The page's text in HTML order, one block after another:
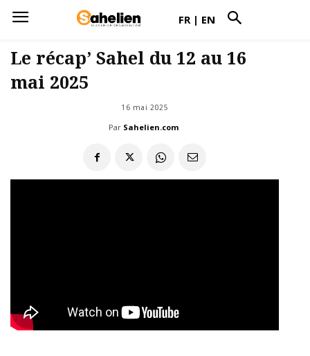
FR | EN
Le récap’ Sahel du 12 au 16
mai 2025
16 mai 2025
Par Sahelien.com